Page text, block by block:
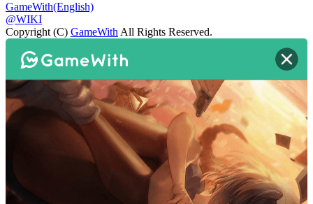
GameWith(English)
@WIKI
Copyright (C) GameWith All Rights Reserved.